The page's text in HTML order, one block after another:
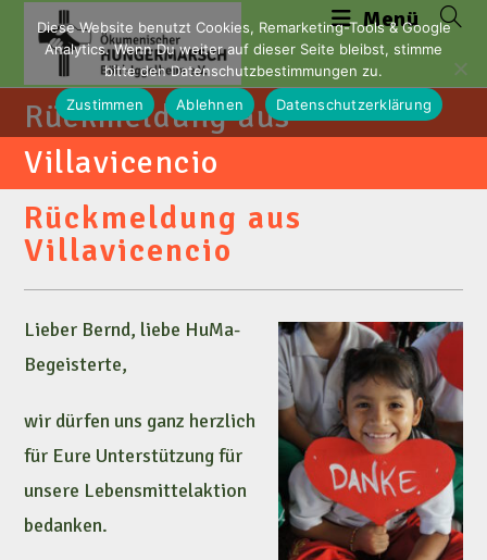
Menü
Rückmeldung aus
Villavicencio
Rückmeldung aus
Villavicencio
Lieber Bernd, liebe HuMa-
Begeisterte,
wir dürfen uns ganz herzlich
für Eure Unterstützung für
unsere Lebensmittelaktion
bedanken.
Diese Website benutzt Cookies, Remarketing-Tools & Google
Analytics. Wenn Du weiter auf dieser Seite bleibst, stimme
bitte den Datenschutzbestimmungen zu.
Zustimmen
Ablehnen Datenschutzerklärung